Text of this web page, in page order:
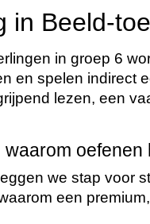
in Beeld-
in groep 6
en spelen indirect
lezen, een
waarom
we stap voor
een